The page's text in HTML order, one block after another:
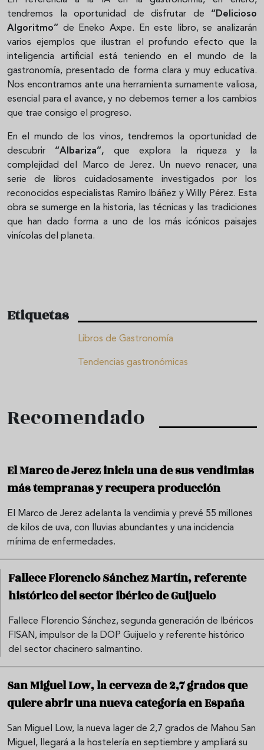
tendremos la oportunidad de disfrutar de “Delicioso
Algoritmo” de Eneko Axpe. En este libro, se analizarán
varios ejemplos que ilustran el profundo efecto que la
inteligencia artificial está teniendo en el mundo de la
gastronomía, presentado de forma clara y muy educativa.
Nos encontramos ante una herramienta sumamente valiosa,
esencial para el avance, y no debemos temer a los cambios
que trae consigo el progreso.
En el mundo de los vinos, tendremos la oportunidad de
descubrir “Albariza”,que explora la riqueza y la
complejidad del Marco de Jerez. Un nuevo renacer, una
serie de libros cuidadosamente investigados por los
reconocidos especialistas Ramiro Ibáñez y Willy Pérez. Esta
obra se sumerge en la historia, las técnicas y las tradiciones
que han dado forma a uno de los más icónicos paisajes
vinícolas del planeta.
Etiquetas
Libros de Gastronomía
Tendencias gastronómicas
Recomendado
El Marco de Jerez inicia una de sus vendimias
más tempranas y recupera producción
El Marco de Jerez adelanta la vendimia y prevé 55 millones
de kilos de uva, con lluvias abundantes y una incidencia
mínima de enfermedades.
Fallece Florencio Sánchez Martín, referente
histórico del sector ibérico de Guijuelo
Fallece Florencio Sánchez, segunda generación de Ibéricos
FISAN, impulsor de la DOP Guijuelo y referente histórico
del sector chacinero salmantino.
San Miguel Low, la cerveza de 2,7 grados que
quiere abrir una nueva categoría en España
San Miguel Low, la nueva lager de 2,7 grados de Mahou San
Miguel, llegará a la hostelería en septiembre y ampliará su